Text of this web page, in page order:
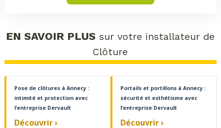
EN SAVOIR PLUS sur votre installateur de
Clôture
Pose de clôtures à Annecy :
intimité et protection avec
l'entreprise Dervault
Découvrir ›
Portails et portillons à Annecy :
sécurité et esthétisme avec
l'entreprise Dervault
Découvrir ›